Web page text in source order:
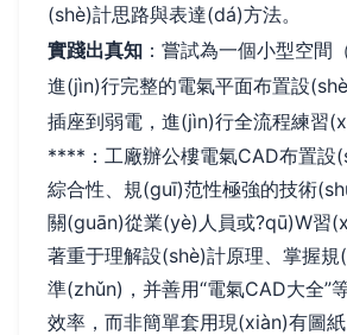
(shè)計思路與表達(dá)方法。
實踐出真知 ：嘗試為一個小型空間
進(jìn)行完整的電氣平面布置設
插座到弱電，進(jìn)行全流程練習
****：工廠辦公樓電氣CAD布置設
綜合性、規(guī)范性極強的技術
關(guān)從業(yè)人員或?qū)W習
著重于理解設(shè)計原理、掌握
準(zhǔn)，并善用“電氣CAD大全”
效率，而非簡單套用現(xiàn)有圖